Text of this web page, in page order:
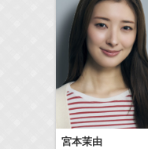
宮本茉由